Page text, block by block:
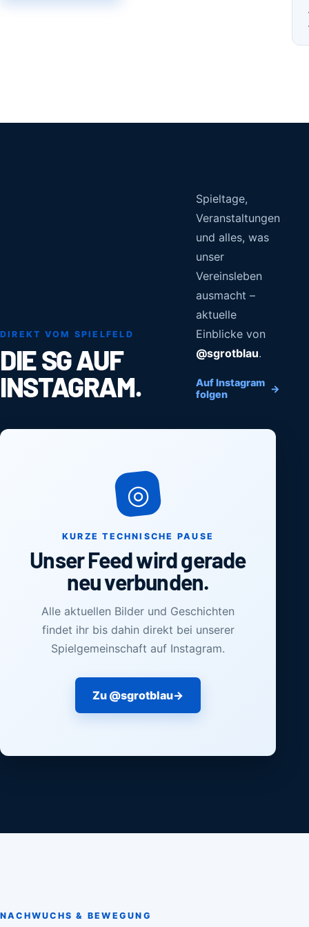
DIREKT VOM SPIELFELD
DIE SG AUF
INSTAGRAM.
Spieltage,
Veranstaltungen
und alles, was
unser
Vereinsleben
ausmacht –
aktuelle
Einblicke von
@sgrotblau.
Auf Instagram
folgen
→
◎
KURZE TECHNISCHE PAUSE
Unser Feed wird gerade
neu verbunden.
Alle aktuellen Bilder und Geschichten
findet ihr bis dahin direkt bei unserer
Spielgemeinschaft auf Instagram.
Zu @sgrotblau→
NACHWUCHS & BEWEGUNG